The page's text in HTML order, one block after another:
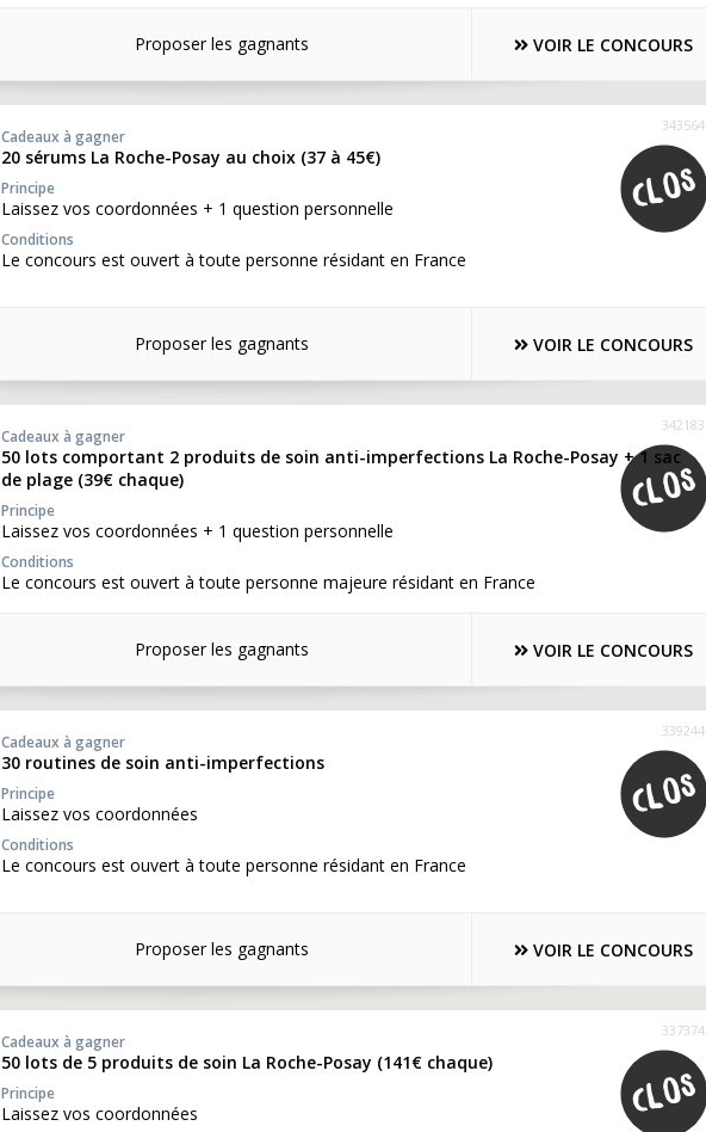
Proposer les gagnants VOIR LE CONCOURS
343564
Cadeaux à gagner
20 sérums La Roche-Posay au choix (37 à 45€)
Principe
Laissez vos coordonnées + 1 question personnelle
Conditions
Le concours est ouvert à toute personne résidant en France
Proposer les gagnants VOIR LE CONCOURS
342183
Cadeaux à gagner
50 lots comportant 2 produits de soin anti-imperfections La Roche-Posay + 1 sac
de plage (39€ chaque)
Principe
Laissez vos coordonnées + 1 question personnelle
Conditions
Le concours est ouvert à toute personne majeure résidant en France
Proposer les gagnants VOIR LE CONCOURS
339244
Cadeaux à gagner
30 routines de soin anti-imperfections
Principe
Laissez vos coordonnées
Conditions
Le concours est ouvert à toute personne résidant en France
Proposer les gagnants VOIR LE CONCOURS
337374
Cadeaux à gagner
50 lots de 5 produits de soin La Roche-Posay (141€ chaque)
Principe
Laissez vos coordonnées